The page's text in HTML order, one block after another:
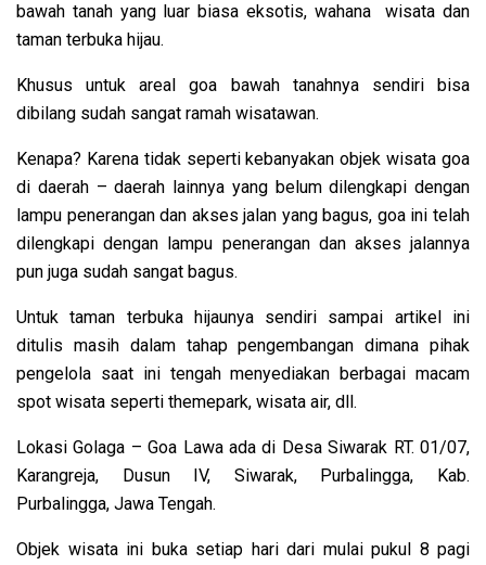
bawah tanah yang luar biasa eksotis, wahana wisata dan
taman terbuka hijau.
Khusus untuk areal goa bawah tanahnya sendiri bisa
dibilang sudah sangat ramah wisatawan.
Kenapa? Karena tidak seperti kebanyakan objek wisata goa
di daerah – daerah lainnya yang belum dilengkapi dengan
lampu penerangan dan akses jalan yang bagus, goa ini telah
dilengkapi dengan lampu penerangan dan akses jalannya
pun juga sudah sangat bagus.
Untuk taman terbuka hijaunya sendiri sampai artikel ini
ditulis masih dalam tahap pengembangan dimana pihak
pengelola saat ini tengah menyediakan berbagai macam
spot wisata seperti themepark, wisata air, dll.
Lokasi Golaga – Goa Lawa ada di Desa Siwarak RT. 01/07,
Karangreja, Dusun IV, Siwarak, Purbalingga, Kab.
Purbalingga, Jawa Tengah.
Objek wisata ini buka setiap hari dari mulai pukul 8 pagi